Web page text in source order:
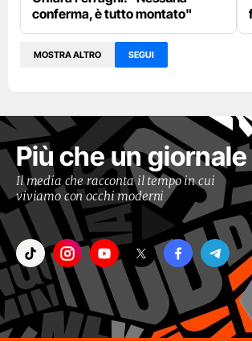
conferma, è tutto montato"
MOSTRA ALTRO SEGUI
Più che un giornale
Il media che racconta il tempo in cui
viviamo con occhi moderni